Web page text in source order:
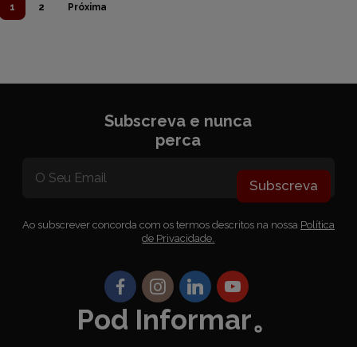
1 2 Próxima
Subscreva e nunca
perca
Subscreva
Ao subscrever concorda com os termos descritos na nossa Política
de Privacidade.
Pod Informar。